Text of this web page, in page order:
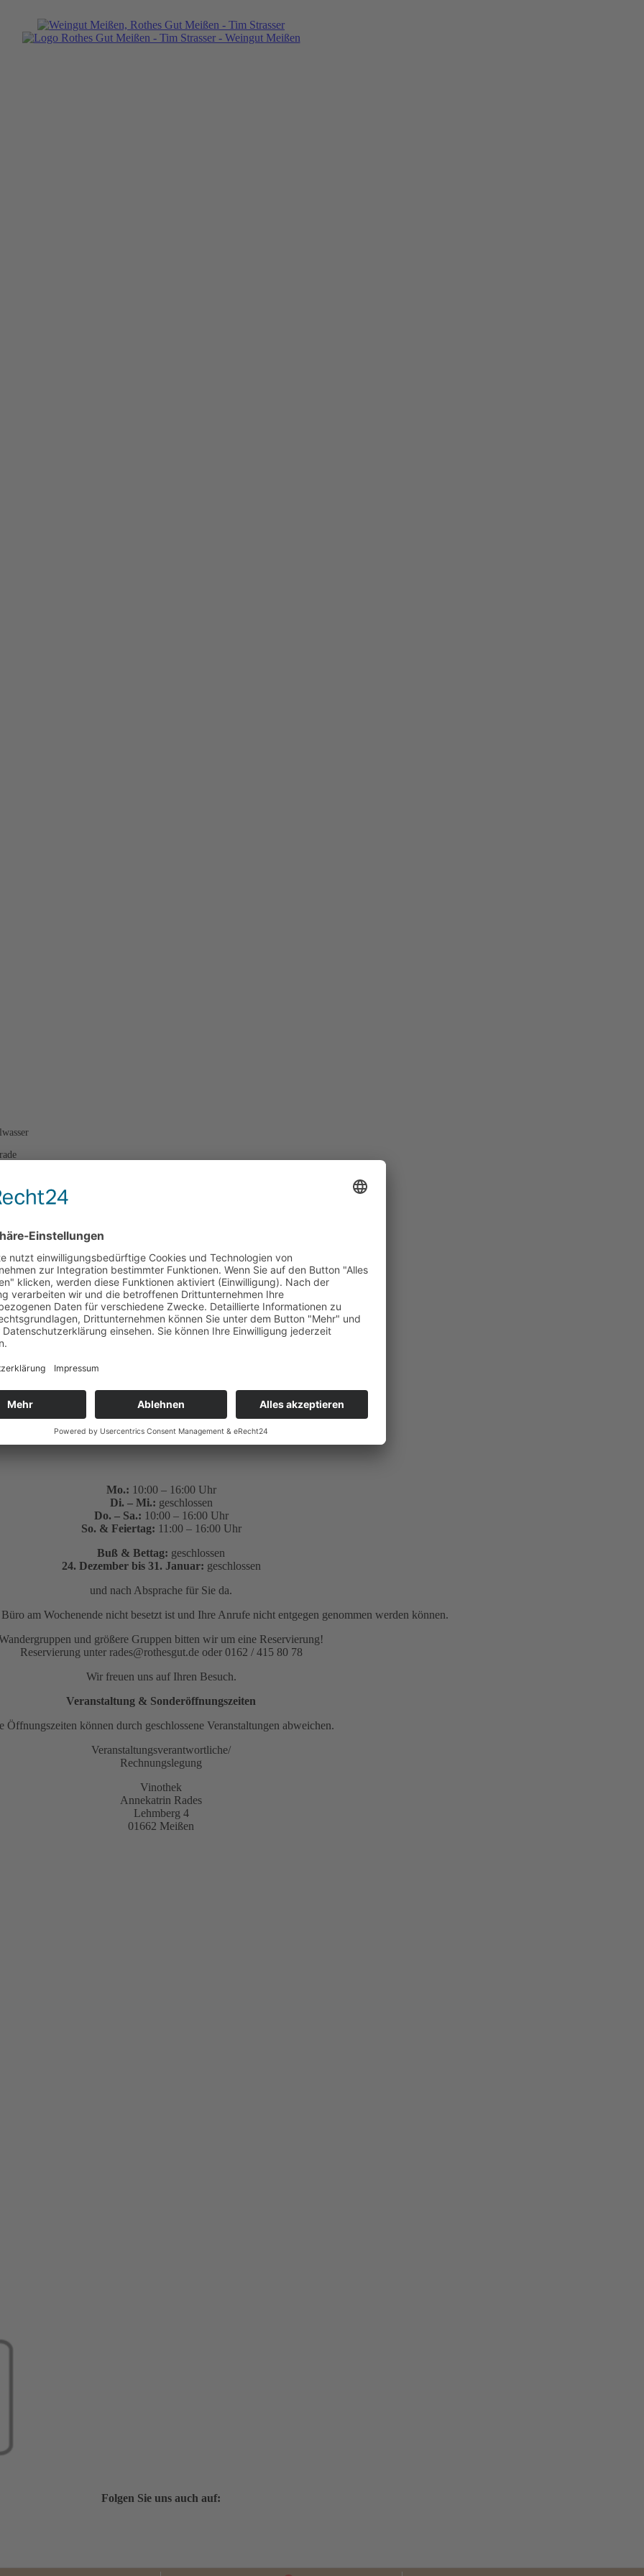
) Kaffee/Saft nachgeschenkt.
Mo.: 10:00 – 16:00 Uhr
Di. – Mi.: geschlossen
Do. – Sa.: 10:00 – 16:00 Uhr
So. & Feiertag: 11:00 – 16:00 Uhr
Buß & Bettag: geschlossen
24. Dezember bis 31. Januar: geschlossen
und nach Absprache für Sie da.
Büro am Wochenende nicht besetzt ist und Ihre Anrufe nicht entgegen genommen werden können.
und größere Gruppen bitten wir um eine Reservierung!
Reservierung unter rades@rothesgut.de oder 0162 / 415 80 78
Wir freuen uns auf Ihren Besuch.
Veranstaltung & Sonderöffnungszeiten
Öffnungszeiten können durch geschlossene Veranstaltungen abweichen.
Veranstaltungsverantwortliche/
Rechnungslegung
Vinothek
Annekatrin Rades
Lehmberg 4
01662 Meißen
Folgen Sie uns auch auf: